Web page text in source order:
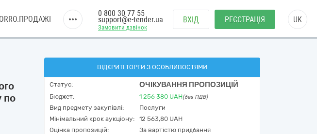
Замовити дзвінок
0 800 30 77 55
support@e-tender.ua ВХІД РЕЄСТРАЦІЯ UK
по
ВІДКРИТІ ТОРГИ З ОСОБЛИВОСТЯМИ
Статус: ОЧІКУВАННЯ ПРОПОЗИЦІЙ
Бюджет: 1 256 380 UAH(без ПДВ)
Вид предмету закупівлі:
Послуги
Мінімальний крок аукціону:
12 563,80 UAH
Оцінка пропозицій:
За вартістю придбання